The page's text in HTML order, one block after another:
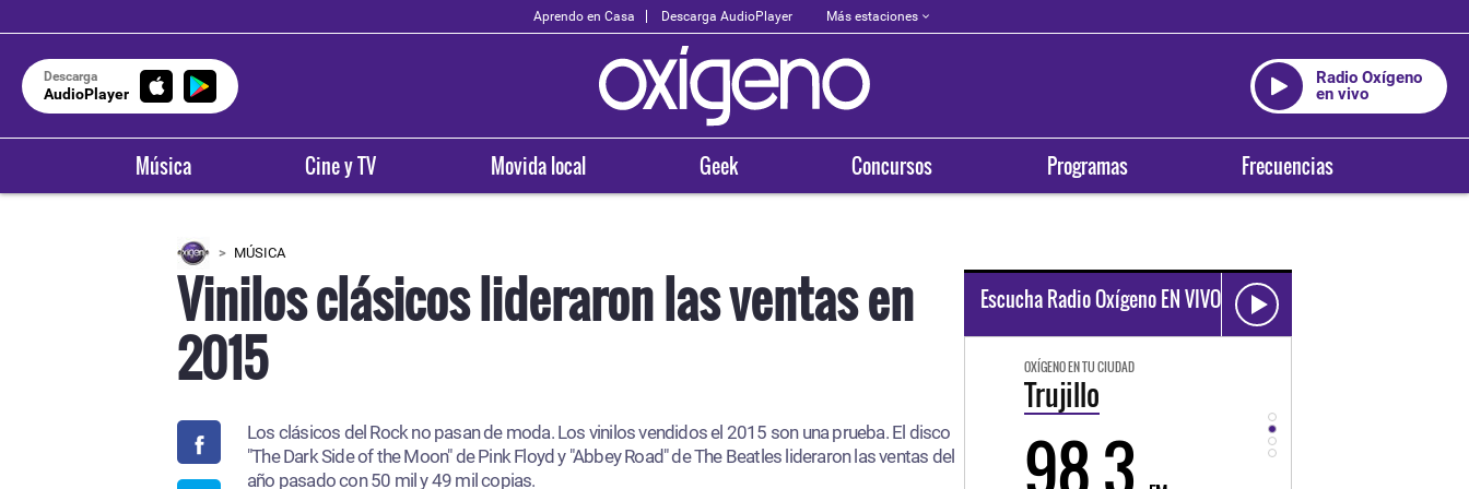
Aprendo en Casa Descarga AudioPlayer Más estaciones
Descarga
AudioPlayer
Radio Oxígeno
en vivo
Música Cine y TV Movida local Geek Concursos Programas Frecuencias
MÚSICA
Vinilos clásicos lideraron las ventas en
2015
Los clásicos del Rock no pasan de moda. Los vinilos vendidos el 2015 son una prueba. El disco
"The Dark Side of the Moon" de Pink Floyd y "Abbey Road" de The Beatles lideraron las ventas del
año pasado con 50 mil y 49 mil copias.
Escucha Radio Oxígeno EN VIVO
93.5
OXÍGENO EN TU CIUDAD
Trujillo
98.3 94.3